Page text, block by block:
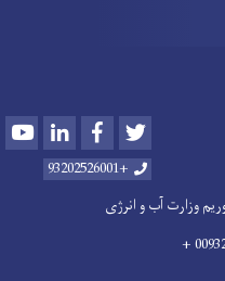
YoutubeLinkedInFacebook
+93202526001
وزارت آب و انرژی